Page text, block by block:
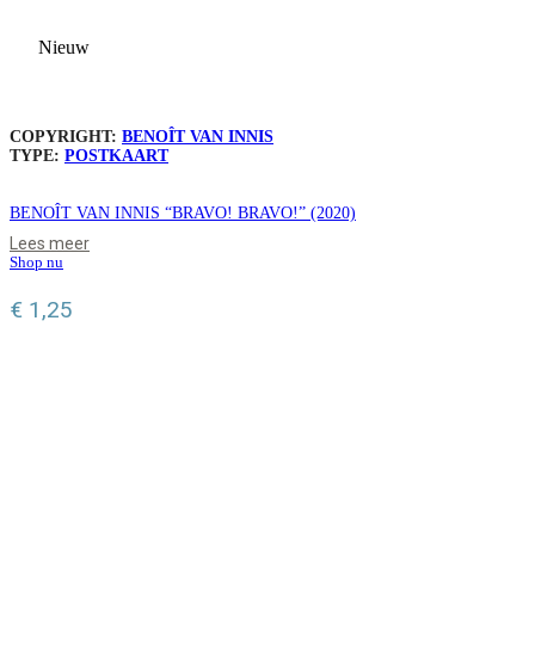
Nieuw
COPYRIGHT: BENOÎT VAN INNIS
TYPE: POSTKAART
BENOÎT VAN INNIS “BRAVO! BRAVO!” (2020)
Lees meer
Shop nu
€ 1,25